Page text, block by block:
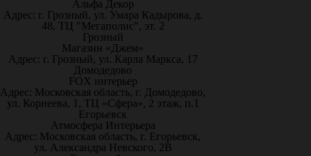
Альфа Декор
Адрес: г. Грозный, ул. Умара Кадырова, д.
48, ТЦ "Мегаполис", эт. 2
Грозный
Магазин «Джем»
Адрес: г. Грозный, ул. Карла Маркса, 17
Домодедово
FOX интерьер
Адрес: Московская область, г. Домодедово,
ул. Корнеева, 1, ТЦ «Сфера», 2 этаж, п.1
Егорьевск
Атмосфера Интерьера
Адрес: Московская область, г. Егорьевск,
ул. Александра Невского, 2В